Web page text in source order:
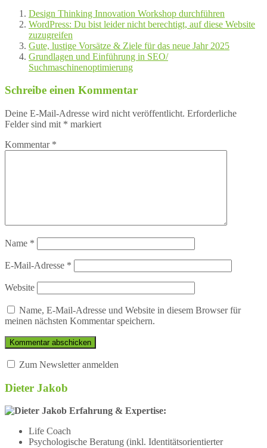
Design Thinking Innovation Workshop durchführen
WordPress: Du bist leider nicht berechtigt, auf diese Website
zuzugreifen
Gute, lustige Vorsätze & Ziele für das neue Jahr 2025
Grundlagen und Einführung in SEO/
Suchmaschinenoptimierung
Schreibe einen Kommentar
Deine E-Mail-Adresse wird nicht veröffentlicht. Erforderliche
Felder sind mit * markiert
Kommentar *
Name *
E-Mail-Adresse *
Website
Name, E-Mail-Adresse und Website in diesem Browser für
meinen nächsten Kommentar speichern.
Zum Newsletter anmelden
Dieter Jakob
Erfahrung & Expertise:
Life Coach
Psychologische Beratung (inkl. Identitätsorientierter